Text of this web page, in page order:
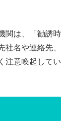
関は、「勧誘時
名や連絡先、
注意喚起してい